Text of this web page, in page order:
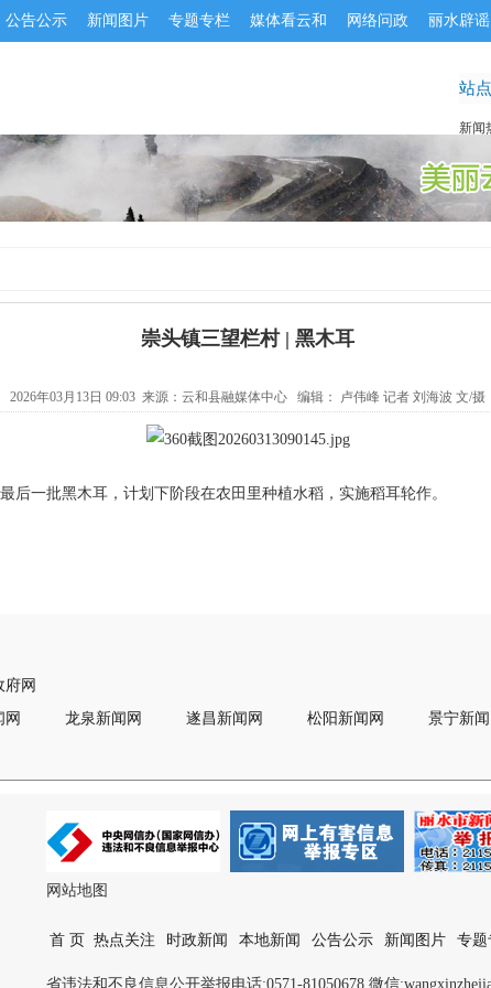
公告公示 新闻图片 专题专栏 媒体看云和 网络问政 丽水辟谣
站
新闻
崇头镇三望栏村 | 黑木耳
2026年03月13日 09:03 来源： 云和县融媒体中心 编辑： 卢伟峰 记者 刘海波 文/摄
后一批黑木耳，计划下阶段在农田里种植水稻，实施稻耳轮作。
府网
网 龙泉新闻网 遂昌新闻网 松阳新闻网 景宁新闻
网站地图
首 页 热点关注 时政新闻 本地新闻 公告公示 新闻图片 专题
省违法和不良信息公开举报电话:0571-81050678 微信